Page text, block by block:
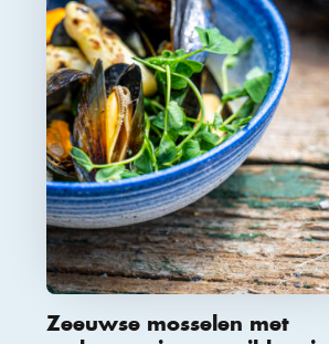
Zeeuwse mosselen met